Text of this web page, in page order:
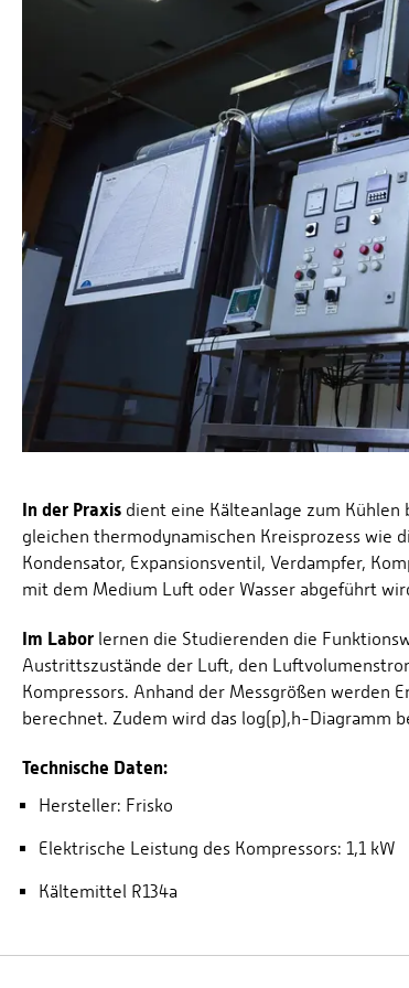
In der Praxis dient eine Kälteanlage zum Kühlen
gleichen thermodynamischen Kreisprozess wie
Kondensator, Expansionsventil, Verdampfer,
mit dem Medium Luft oder Wasser abgeführt
Im Labor lernen die Studierenden die
Austrittszustände der Luft, den
Kompressors. Anhand der Messgrößen werden
berechnet. Zudem wird das log(p),h-Diagramm
Technische Daten:
Hersteller: Frisko
Elektrische Leistung des Kompressors: 1,1 kW
Kältemittel R134a